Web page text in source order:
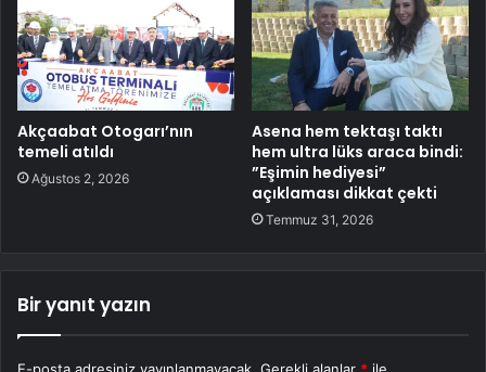
Akçaabat Otogarı’nın
temeli atıldı
Ağustos 2, 2026
Asena hem tektaşı taktı
hem ultra lüks araca bindi:
”Eşimin hediyesi”
açıklaması dikkat çekti
Temmuz 31, 2026
Bir yanıt yazın
E-posta adresiniz yayınlanmayacak. Gerekli alanlar * ile